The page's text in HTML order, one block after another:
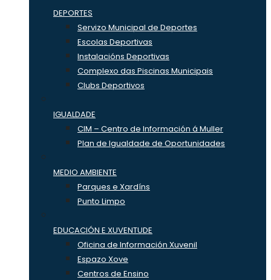
DEPORTES
Servizo Municipal de Deportes
Escolas Deportivas
Instalacións Deportivas
Complexo das Piscinas Municipais
Clubs Deportivos
IGUALDADE
CIM – Centro de Información á Muller
Plan de Igualdade de Oportunidades
MEDIO AMBIENTE
Parques e Xardíns
Punto Limpo
EDUCACIÓN E XUVENTUDE
Oficina de Información Xuvenil
Espazo Xove
Centros de Ensino